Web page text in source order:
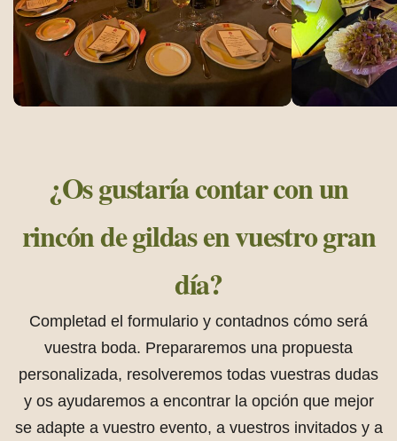
¿Os gustaría contar con un
rincón de gildasen vuestro gran
día?
Completad el formulario y contadnos cómo será
vuestra boda. Prepararemos una propuesta
personalizada, resolveremos todas vuestras dudas
y os ayudaremos a encontrar la opción que mejor
se adapte a vuestro evento, a vuestros invitados y a